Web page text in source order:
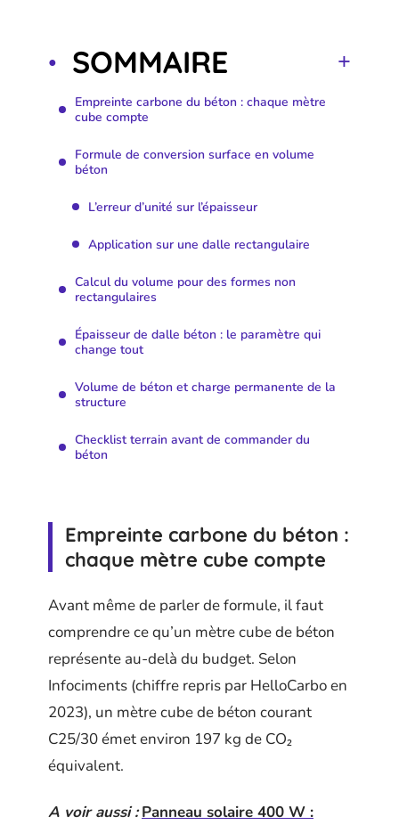
SOMMAIRE
Empreinte carbone du béton : chaque mètre
cube compte
Formule de conversion surface en volume
béton
L’erreur d’unité sur l’épaisseur
Application sur une dalle rectangulaire
Calcul du volume pour des formes non
rectangulaires
Épaisseur de dalle béton : le paramètre qui
change tout
Volume de béton et charge permanente de la
structure
Checklist terrain avant de commander du
béton
Empreinte carbone du béton :
chaque mètre cube compte
Avant même de parler de formule, il faut
comprendre ce qu’un mètre cube de béton
représente au-delà du budget. Selon
Infociments (chiffre repris par HelloCarbo en
2023), un mètre cube de béton courant
C25/30 émet environ 197 kg de CO₂
équivalent.
A voir aussi : Panneau solaire 400 W :